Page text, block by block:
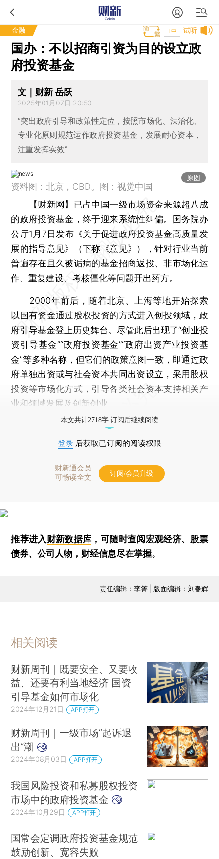
金融 试听
T中
国办：不以招商引资为目的设立政
府投资基金
文｜财新 岳跃
2025年01月07日 20:50
“突出政府引导和政策性定位，按照市场化、法治化、
专业化原则规范运作政府投资基金，发展耐心资本，
注重发挥实效”
原图
资料图：北京，CBD。图：视觉中国
【财新网】 已占中国一级市场资金来源超八成
的政府投资基金，终于迎来系统性纠偏。国务院办
公厅1月7日发布《关于促进政府投资基金高质量发
展的指导意见》（下称《意见》），针对行业当前
普遍存在且久被诟病的基金招商返投、非市场化运
作、重复建设、考核僵化等问题开出药方。
2000年前后，随着北京、上海等地开始探索
以国有资金通过股权投资的方式进入创投领域，政
府引导基金登上历史舞台。尽管此后出现了“创业投
资引导基金”“政府投资基金”“政府出资产业投资基
金”等多种名称，但它们的政策意图一致，即通过政
府单独出资或与社会资本共同出资设立，采用股权
投资等市场化方式，引导各类社会资本支持相关产
业和领域发展及创新创业。
本文共计2718字 订阅后继续阅读
登录 后获取已订阅的阅读权限
财新通会员
可畅读全文
订阅/会员升级
推荐进入财新数据库 ，可随时查阅宏观经济、股票
债券、公司人物，财经信息尽在掌握。
责任编辑：李箐 | 版面编辑：刘春辉
相关阅读
财新周刊｜既要安全、又要收
益、还要有利当地经济 国资
引导基金如何市场化
2024年12月21日 APP打开
财新周刊｜一级市场“起诉退
出”潮
2024年08月03日 APP打开
我国风险投资和私募股权投资
市场中的政府投资基金
2024年10月29日 APP打开
国常会定调政府投资基金规范
鼓励创新、宽容失败